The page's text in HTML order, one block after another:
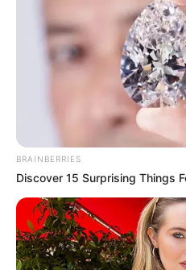
BRAINBERRIES
Discover 15 Surprising Things